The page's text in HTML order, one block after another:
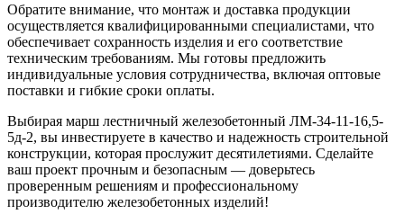
Обратите внимание, что монтаж и доставка продукции
осуществляется квалифицированными специалистами, что
обеспечивает сохранность изделия и его соответствие
техническим требованиям. Мы готовы предложить
индивидуальные условия сотрудничества, включая оптовые
поставки и гибкие сроки оплаты.
Выбирая марш лестничный железобетонный ЛМ-34-11-16,5-
5д-2, вы инвестируете в качество и надежность строительной
конструкции, которая прослужит десятилетиями. Сделайте
ваш проект прочным и безопасным — доверьтесь
проверенным решениям и профессиональному
производителю железобетонных изделий!